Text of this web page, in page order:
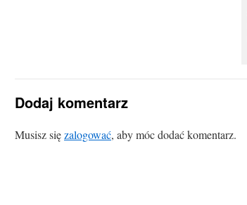
Dodaj komentarz
Musisz sięzalogować, aby móc dodać komentarz.